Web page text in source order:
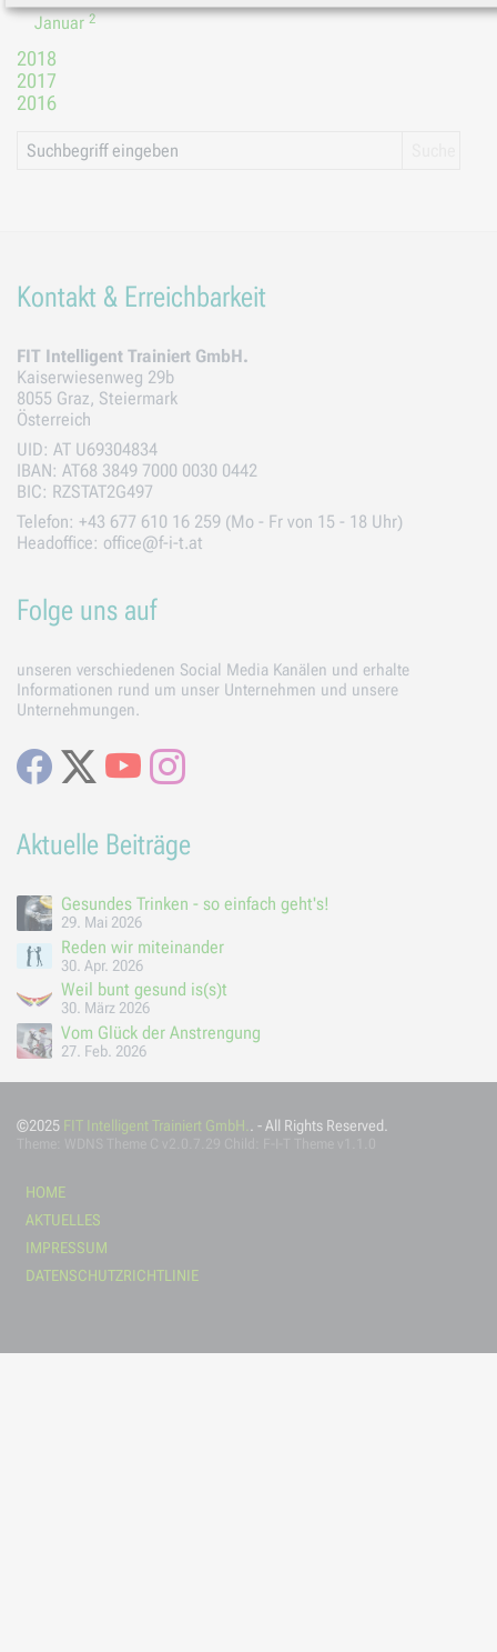
Januar 2
2018
2017
2016
Kontakt & Erreichbarkeit
FIT Intelligent Trainiert GmbH.
Kaiserwiesenweg 29b
8055 Graz, Steiermark
Österreich
UID: AT U69304834
IBAN: AT68 3849 7000 0030 0442
BIC: RZSTAT2G497
Telefon: +43 677 610 16 259 (Mo - Fr von 15 - 18 Uhr)
Headoffice: office@f-i-t.at
Folge uns auf
unseren verschiedenen Social Media Kanälen und erhalte
Informationen rund um unser Unternehmen und unsere
Unternehmungen.
Facebook
X Youtube
Aktuelle Beiträge
Gesundes Trinken - so einfach geht's!
29. Mai 2026
Reden wir miteinander
30. Apr. 2026
Weil bunt gesund is(s)t
30. März 2026
Vom Glück der Anstrengung
27. Feb. 2026
©2025 FIT Intelligent Trainiert GmbH.. - All Rights Reserved.
HOME
AKTUELLES
IMPRESSUM
DATENSCHUTZRICHTLINIE
Einstellungen in einem Cookie und legt es in Ihren Browser ab.
Personenbezogene Daten werden hierbei weder verarbeitet noch